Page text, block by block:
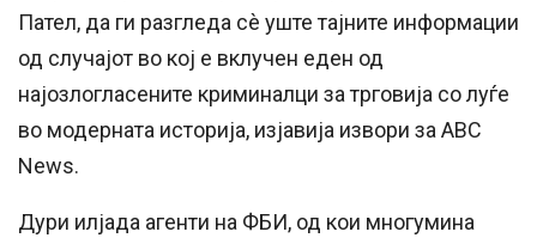
Пател, да ги разгледа сè уште тајните информации
од случајот во кој е вклучен еден од
најозлогласените криминалци за трговија со луѓе
во модерната историја, изјавија извори за ABC
News.
Дури илјада агенти на ФБИ, од кои многумина